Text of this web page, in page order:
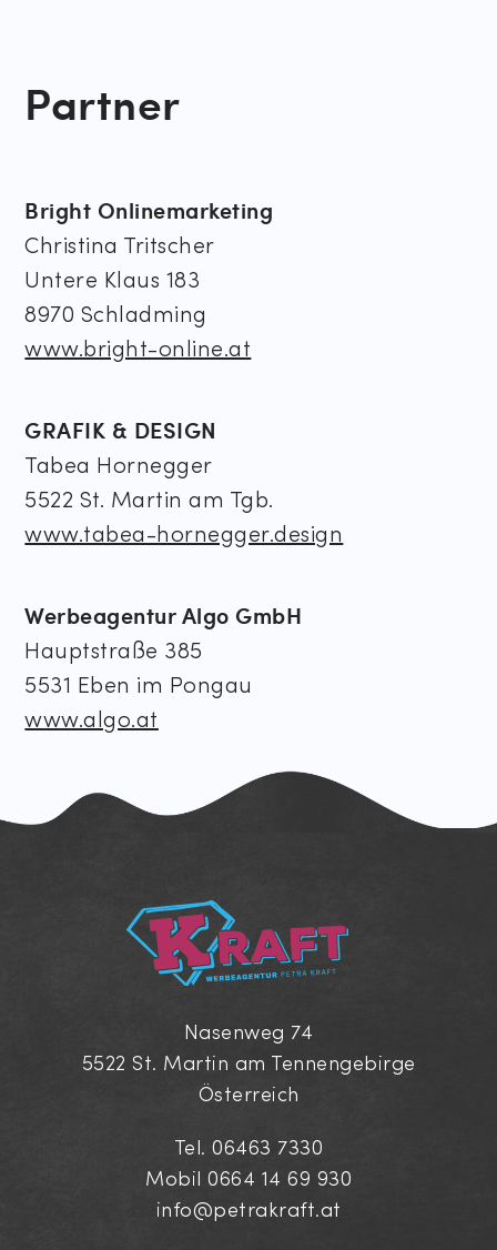
Partner
Bright Onlinemarketing
Christina Tritscher
Untere Klaus 183
8970 Schladming
www.bright-online.at
GRAFIK & DESIGN
Tabea Hornegger
5522 St. Martin am Tgb.
www.tabea-hornegger.design
Werbeagentur Algo GmbH
Hauptstraße 385
5531 Eben im Pongau
www.algo.at
Nasenweg 74
5522 St. Martin am Tennengebirge
Österreich
Tel.06463 7330
Mobil 0664 14 69 930
info@petrakraft.at